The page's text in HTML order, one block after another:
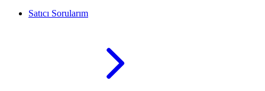
Satıcı Sorularım